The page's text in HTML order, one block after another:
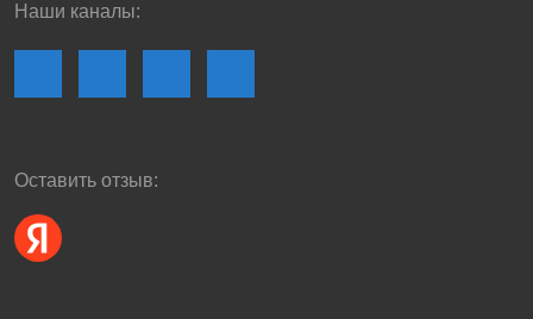
Наши каналы:
Оставить отзыв: